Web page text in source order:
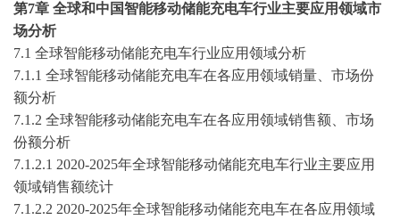
第7章 全球和中国智能移动储能充电车行业主要应用领域市
场分析
7.1 全球智能移动储能充电车行业应用领域分析
7.1.1 全球智能移动储能充电车在各应用领域销量、市场份
额分析
7.1.2 全球智能移动储能充电车在各应用领域销售额、市场
份额分析
7.1.2.1 2020-2025年全球智能移动储能充电车行业主要应用
领域销售额统计
7.1.2.2 2020-2025年全球智能移动储能充电车在各应用领域